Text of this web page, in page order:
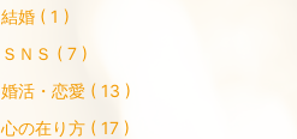
結婚 ( 1 )
ＳＮＳ ( 7 )
婚活・恋愛 ( 13 )
心の在り方 ( 17 )